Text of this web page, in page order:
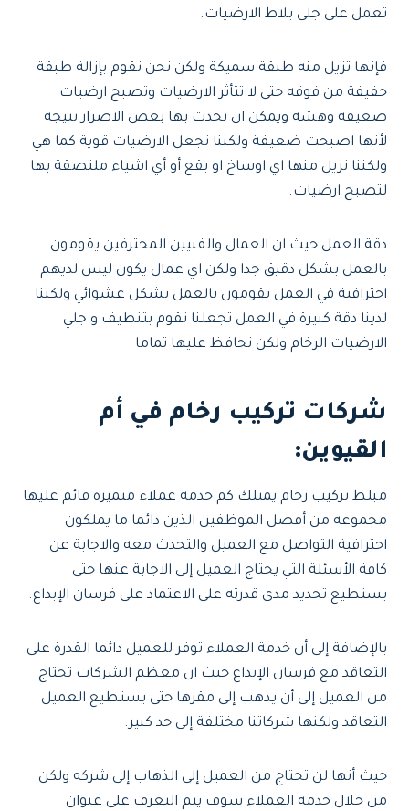
تعمل على جلى بلاط الارضيات.
فإنها تزيل منه طبقة سميكة ولكن نحن نقوم بإزالة طبقة
خفيفة من فوقه حتى لا تتأثر الارضيات وتصبح ارضيات
ضعيفة وهشة ويمكن ان تحدث بها بعض الاضرار نتيجة
لأنها اصبحت ضعيفة ولكننا نجعل الارضيات قوية كما هي
ولكننا نزيل منها اي اوساخ او بقع أو أي اشياء ملتصقة بها
لتصبح ارضيات.
دقة العمل حيث ان العمال والفنيين المحترفين يقومون
بالعمل بشكل دقيق جدا ولكن اي عمال يكون ليس لديهم
احترافية في العمل يقومون بالعمل بشكل عشوائي ولكننا
لدينا دقة كبيرة في العمل تجعلنا نقوم بتنظيف و جلي
الارضيات الرخام ولكن نحافظ عليها تماما
شركات تركيب رخام في أم
القيوين:
مبلط تركيب رخام يمتلك كم خدمه عملاء متميزة قائم عليها
مجموعه من أفضل الموظفين الذين دائما ما يملكون
احترافية التواصل مع العميل والتحدث معه والاجابة عن
كافة الأسئلة التي يحتاج العميل إلى الاجابة عنها حتى
يستطيع تحديد مدى قدرته على الاعتماد على فرسان الإبداع.
بالإضافة إلى أن خدمة العملاء توفر للعميل دائما القدرة على
التعاقد مع فرسان الإبداع حيث ان معظم الشركات تحتاج
من العميل إلى أن يذهب إلى مقرها حتى يستطيع العميل
التعاقد ولكنها شركاتنا مختلفة إلى حد كبير.
حيث أنها لن تحتاج من العميل إلى الذهاب إلى شركه ولكن
من خلال خدمة العملاء سوف يتم التعرف على عنوان